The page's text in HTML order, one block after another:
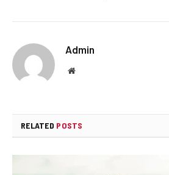
Admin
Website
RELATED POSTS